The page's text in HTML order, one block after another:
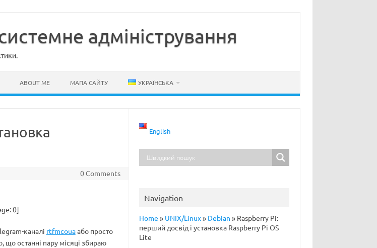
адміністрування
ABOUT ME МАПА САЙТУ УКРАЇНСЬКА
0 Comments
0]
каналі rtfmcouaабо просто
останні пару місяці збираю
English
Navigation
Home » UNIX/Linux» Debian » Raspberry Pi:
перший досвід і установка Raspberry Pi OS
Lite